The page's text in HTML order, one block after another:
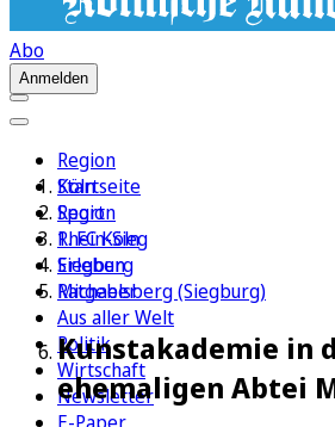
Abo
Anmelden
Region
Köln
Sport
1. FC Köln
Erleben
Ratgeber
Aus aller Welt
Politik
Wirtschaft
Newsletter
Startseite
Region
Rhein-Sieg
Siegburg
Michaelsberg (Siegburg)
Kunstakademie in
ehemaligen Abtei